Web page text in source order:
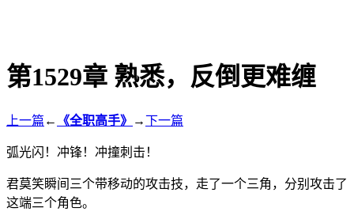
第1529章 熟悉，反倒更难缠
上一篇 ← 《全职高手》 →下一篇
弧光闪！冲锋！冲撞刺击！
君莫笑瞬间三个带移动的攻击技，走了一个三角，分别攻击了
这端三个角色。